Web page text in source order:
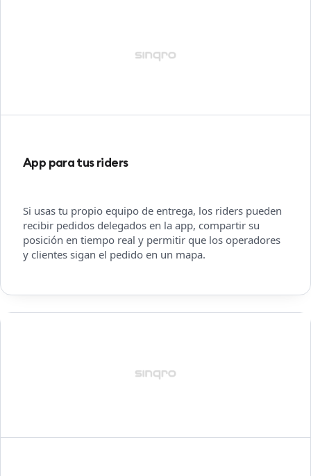
App para tus riders
Si usas tu propio equipo de entrega, los riders pueden
recibir pedidos delegados en la app, compartir su
posición en tiempo real y permitir que los operadores
y clientes sigan el pedido en un mapa.